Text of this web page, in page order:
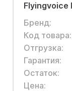
Flyingvoice
Бренд:
Код товара:
Отгрузка:
Гарантия:
Остаток:
Цена: